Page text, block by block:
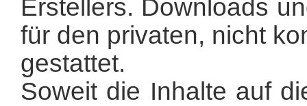
Erstellers. Downloads
für den privaten, nicht
gestattet.
Soweit die Inhalte auf